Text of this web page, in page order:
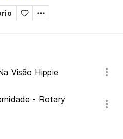
Visão Hippie
- Rotary